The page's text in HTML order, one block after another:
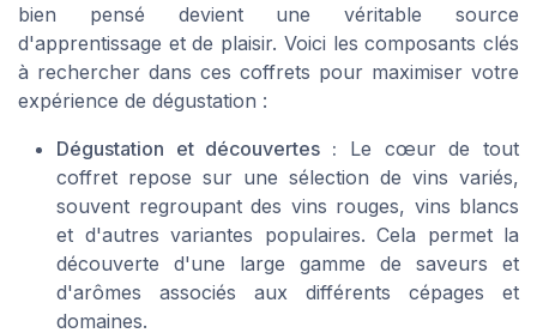
bien pensé devient une véritable source
d'apprentissage et de plaisir. Voici les composants clés
à rechercher dans ces coffrets pour maximiser votre
expérience de dégustation :
Dégustation et découvertes : Le cœur de tout
coffret repose sur une sélection de vins variés,
souvent regroupant des vins rouges, vins blancs
et d'autres variantes populaires. Cela permet la
découverte d'une large gamme de saveurs et
d'arômes associés aux différents cépages et
domaines.